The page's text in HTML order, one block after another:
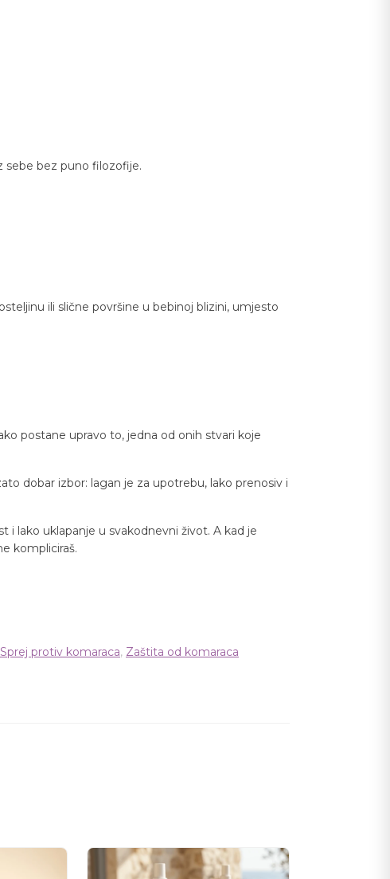
sebe bez puno filozofije.
ili slične površine u bebinoj blizini, umjesto
postane upravo to, jedna od onih stvari koje
dobar izbor: lagan je za upotrebu, lako prenosiv i
i lako uklapanje u svakodnevni život. A kad je
kompliciraš.
Sprej protiv komaraca, Zaštita od komaraca